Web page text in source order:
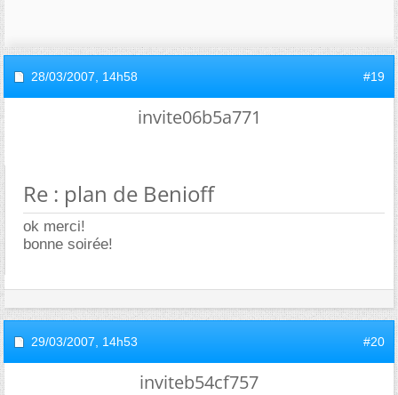
28/03/2007, 14h58 #19
invite06b5a771
Re : plan de Benioff
ok merci!
bonne soirée!
29/03/2007, 14h53 #20
inviteb54cf757